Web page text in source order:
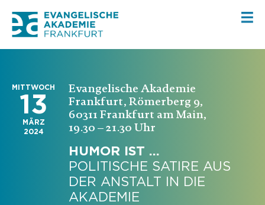
MITTWOCH
13
MÄRZ
2024
Evangelische Akademie
Frankfurt, Römerberg 9,
60311 Frankfurt am Main,
19.30 – 21.30 Uhr
HUMOR IST …
POLITISCHE SATIRE AUS
DER ANSTALT IN DIE
AKADEMIE